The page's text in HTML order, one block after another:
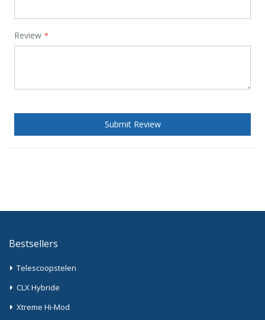
Review
Submit Review
Bestsellers
Telescoopstelen
CLX Hybride
Xtreme Hi-Mod